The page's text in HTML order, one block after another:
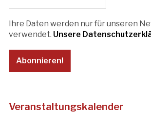
Ihre Daten werden nur für unseren
verwendet. Unsere
Veranstaltungskalender